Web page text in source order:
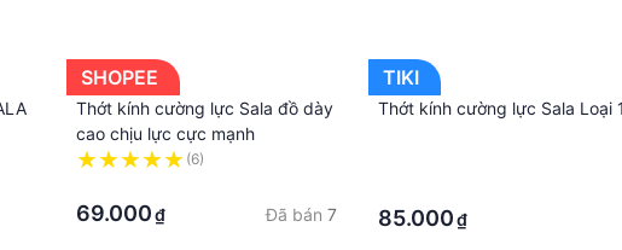
SHOPEE
Thớt kính cường lực Sala đồ dày
cao chịu lực cực mạnh
(6)
69.000₫ Đã bán 7
TIKI
Thớt kính cường lực Sala Loại 1
85.000₫